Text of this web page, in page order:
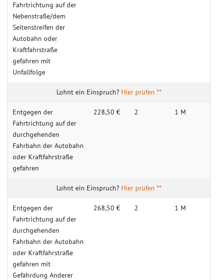
Fahrtrichtung auf der
Nebenstraße/dem
Seitenstreifen der
Autobahn oder
Kraftfahrstraße
gefahren mit
Unfallfolge
Hier prüfen **
Entgegen der
Fahrtrichtung auf der
durchgehenden
Fahrbahn der Autobahn
oder Kraftfahrstraße
gefahren
228,50 € 2 1 M
Hier prüfen **
Entgegen der
Fahrtrichtung auf der
durchgehenden
Fahrbahn der Autobahn
oder Kraftfahrstraße
gefahren mit
Gefährdung Anderer
268,50 € 2 1 M